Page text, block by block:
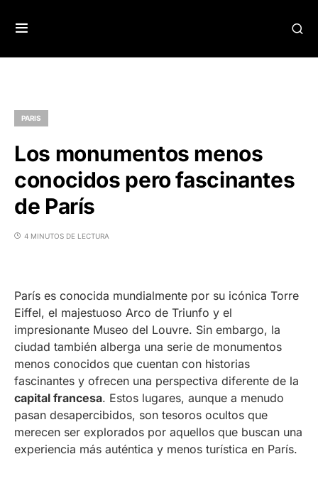
PARIS
Los monumentos menos
conocidos pero fascinantes
de París
4 MINUTOS DE LECTURA
París es conocida mundialmente por su icónica Torre
Eiffel, el majestuoso Arco de Triunfo y el
impresionante Museo del Louvre. Sin embargo, la
ciudad también alberga una serie de monumentos
menos conocidos que cuentan con historias
fascinantes y ofrecen una perspectiva diferente de la
capital francesa. Estos lugares, aunque a menudo
pasan desapercibidos, son tesoros ocultos que
merecen ser explorados por aquellos que buscan una
experiencia más auténtica y menos turística en París.